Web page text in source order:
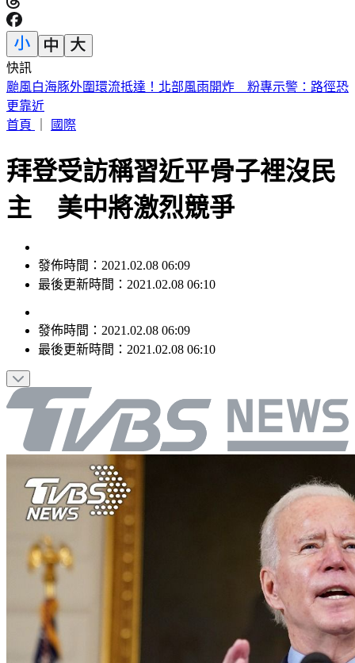
快訊
白海豚颱風發威！北市中山工地「整片圍籬」倒塌砸2車
首頁｜
拜登受訪稱習近平骨子裡沒民
主 美中將激烈競爭
最後更新時間：2021.02.08 06:10
最後更新時間： 2021.02.08 06:10